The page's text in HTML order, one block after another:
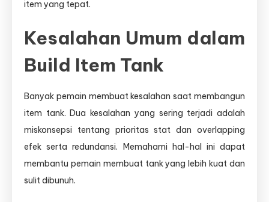
item yang tepat.
Kesalahan Umum dalam
Build Item Tank
Banyak pemain membuat kesalahan saat membangun
item tank. Dua kesalahan yang sering terjadi adalah
miskonsepsi tentang prioritas stat dan overlapping
efek serta redundansi. Memahami hal-hal ini dapat
membantu pemain membuat tank yang lebih kuat dan
sulit dibunuh.